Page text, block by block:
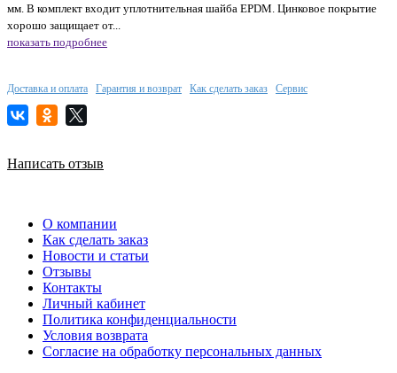
мм. В комплект входит уплотнительная шайба EPDM. Цинковое покрытие
хорошо защищает от...
показать подробнее
Доставка и оплата Гарантия и возврат Как сделать заказ Сервис
Написать отзыв
О компании
Как сделать заказ
Новости и статьи
Отзывы
Контакты
Личный кабинет
Политика конфиденциальности
Условия возврата
Согласие на обработку персональных данных